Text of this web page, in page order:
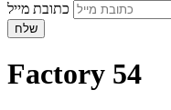
שלח
Factory 54